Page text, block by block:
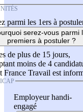
parmi les 1ers à
serez-vous parmi
premiers à postuler ?
de plus de 15 jours,
moins de 4
France Travail est
Employeur handi-
engagé